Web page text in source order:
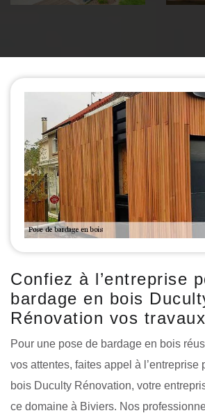
Confiez à l’entreprise
bardage en bois
Rénovation vos
Pour une pose de bardage en bois
vos attentes, faites appel à l’entreprise
bois Duculty Rénovation, votre
ce domaine à Biviers. Nos